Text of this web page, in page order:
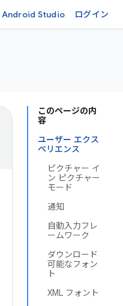
Android Studio ログイン
このページの内
容
ユーザー エクス
ペリエンス
ピクチャー イ
ン ピクチャー
モード
通知
自動入力フレ
ームワーク
ダウンロード
可能なフォン
ト
XML フォント